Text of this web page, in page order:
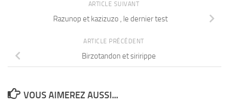
ARTICLE SUIVANT
Razunop et kazizuzo , le dernier test
ARTICLE PRÉCÉDENT
Birzotandon et siririppe
VOUS AIMEREZ AUSSI...